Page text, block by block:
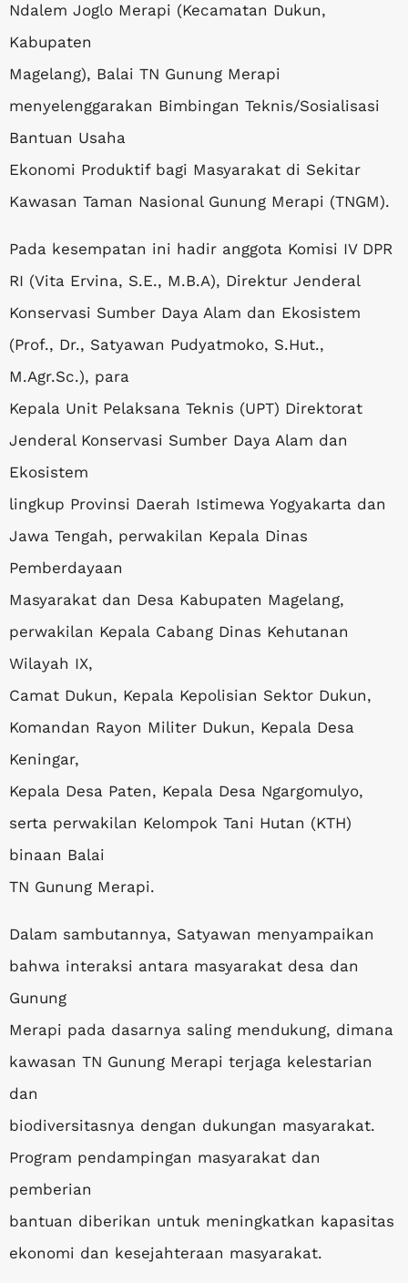
Ndalem Joglo Merapi (Kecamatan Dukun,
Kabupaten
Magelang), Balai TN Gunung Merapi
menyelenggarakan Bimbingan Teknis/Sosialisasi
Bantuan Usaha
Ekonomi Produktif bagi Masyarakat di Sekitar
Kawasan Taman Nasional Gunung Merapi (TNGM).
Pada kesempatan ini hadir anggota Komisi IV DPR
RI (Vita Ervina, S.E., M.B.A), Direktur Jenderal
Konservasi Sumber Daya Alam dan Ekosistem
(Prof., Dr., Satyawan Pudyatmoko, S.Hut.,
M.Agr.Sc.), para
Kepala Unit Pelaksana Teknis (UPT) Direktorat
Jenderal Konservasi Sumber Daya Alam dan
Ekosistem
lingkup Provinsi Daerah Istimewa Yogyakarta dan
Jawa Tengah, perwakilan Kepala Dinas
Pemberdayaan
Masyarakat dan Desa Kabupaten Magelang,
perwakilan Kepala Cabang Dinas Kehutanan
Wilayah IX,
Camat Dukun, Kepala Kepolisian Sektor Dukun,
Komandan Rayon Militer Dukun, Kepala Desa
Keningar,
Kepala Desa Paten, Kepala Desa Ngargomulyo,
serta perwakilan Kelompok Tani Hutan (KTH)
binaan Balai
TN Gunung Merapi.
Dalam sambutannya, Satyawan menyampaikan
bahwa interaksi antara masyarakat desa dan
Gunung
Merapi pada dasarnya saling mendukung, dimana
kawasan TN Gunung Merapi terjaga kelestarian
dan
biodiversitasnya dengan dukungan masyarakat.
Program pendampingan masyarakat dan
pemberian
bantuan diberikan untuk meningkatkan kapasitas
ekonomi dan kesejahteraan masyarakat.